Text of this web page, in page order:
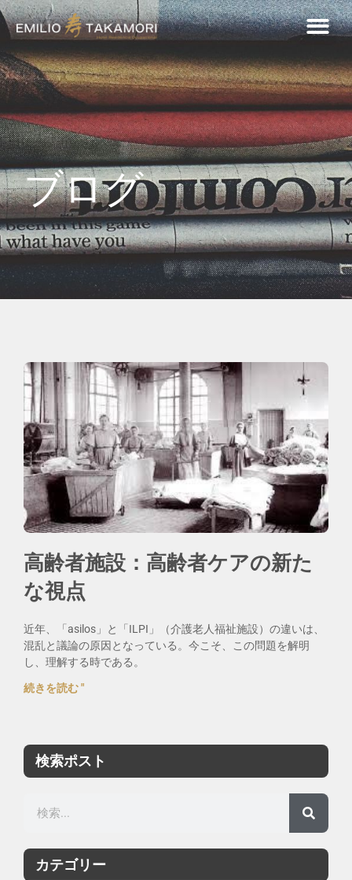
ブログ
高齢者施設：高齢者ケアの新た
な視点
近年、「asilos」と「ILPI」（介護老人福祉施設）の違いは、
混乱と議論の原因となっている。今こそ、この問題を解明
し、理解する時である。
続きを読む "
検索ポスト
カテゴリー